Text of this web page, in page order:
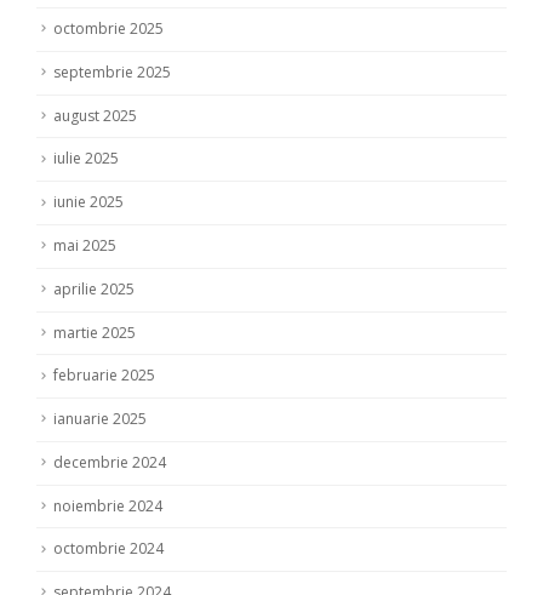
octombrie 2025
septembrie 2025
august 2025
iulie 2025
iunie 2025
mai 2025
aprilie 2025
martie 2025
februarie 2025
ianuarie 2025
decembrie 2024
noiembrie 2024
octombrie 2024